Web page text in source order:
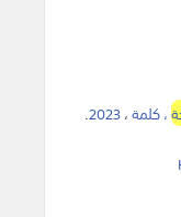
، كلمة،2023
.